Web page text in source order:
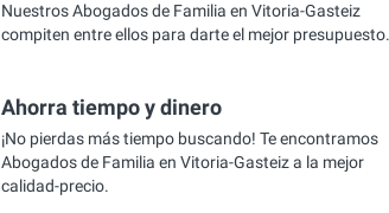
Nuestros Abogados de Familia en Vitoria-Gasteiz
compiten entre ellos para darte el mejor presupuesto.
Ahorra tiempo y dinero
¡No pierdas más tiempo buscando! Te encontramos
Abogados de Familia en Vitoria-Gasteiz a la mejor
calidad-precio.